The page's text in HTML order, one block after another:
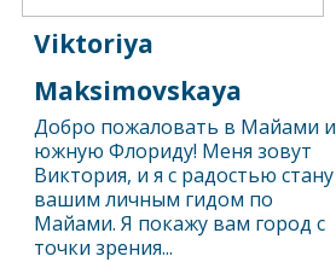
Viktoriya
Maksimovskaya
Добро пожаловать в Майами и
южную Флориду! Меня зовут
Виктория, и я с радостью стану
вашим личным гидом по
Майами. Я покажу вам город с
точки зрения...